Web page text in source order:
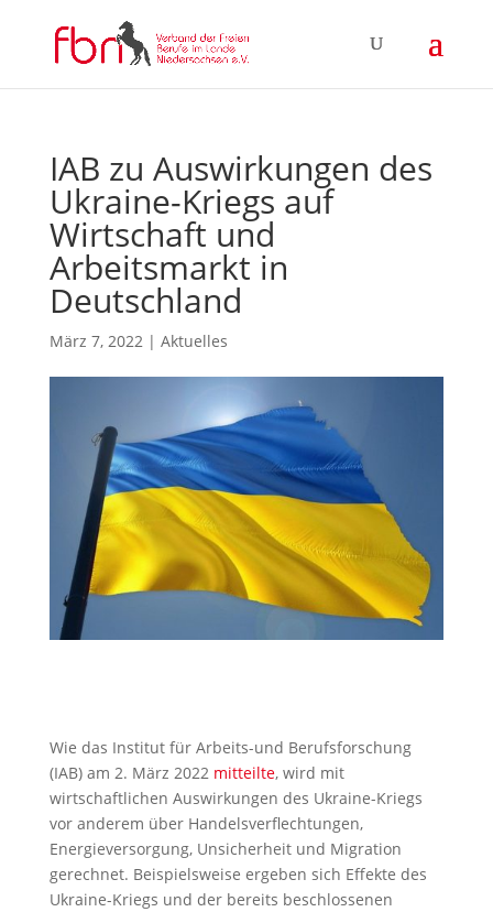
IAB zu Auswirkungen des
Ukraine-Kriegs auf
Wirtschaft und
Arbeitsmarkt in
Deutschland
März 7, 2022| Aktuelles
Wie das Institut für Arbeits-und Berufsforschung
(IAB) am 2. März 2022 mitteilte, wird mit
wirtschaftlichen Auswirkungen des Ukraine-Kriegs
vor anderem über Handelsverflechtungen,
Energieversorgung, Unsicherheit und Migration
gerechnet. Beispielsweise ergeben sich Effekte des
Ukraine-Kriegs und der bereits beschlossenen